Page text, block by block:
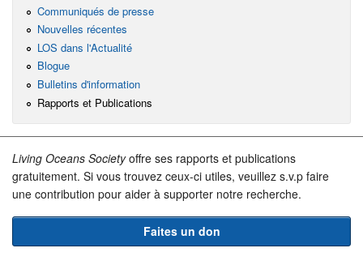
Communiqués de presse
Nouvelles récentes
LOS dans l'Actualité
Blogue
Bulletins d'information
Rapports et Publications
Living Oceans Societyoffre ses rapports et publications
gratuitement. Si vous trouvez ceux-ci utiles, veuillez s.v.p faire
une contribution pour aider à supporter notre recherche.
Faites un don